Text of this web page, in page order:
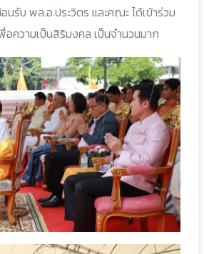
นรับ พล.อ.ประวิตร และคณะ ได้เข้าร่วม
ความเป็นสิริมงคล เป็นจำนวนมาก